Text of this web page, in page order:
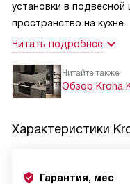
установки в
пространство на кухне.
Читать подробнее
Читайте также
Обзор Krona
Характеристики
Гарантия, мес